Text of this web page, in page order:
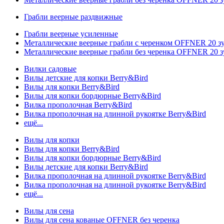
Грабли веерные раздвижные
Грабли веерные усиленные
Металлические веерные грабли с черенком OFFNER 20
Металлические веерные грабли без черенка OFFNER 20
Вилки садовые
Вилы детские для копки Berry&Bird
Вилы для копки Berry&Bird
Вилы для копки бордюрные Berry&Bird
Вилка прополочная Berry&Bird
Вилка прополочная на длинной рукоятке Berry&Bird
ещё...
Вилы для копки
Вилы для копки Berry&Bird
Вилы для копки бордюрные Berry&Bird
Вилы детские для копки Berry&Bird
Вилка прополочная на длинной рукоятке Berry&Bird
Вилка прополочная на длинной рукоятке Berry&Bird
ещё...
Вилы для сена
Вилы для сена кованые OFFNER без черенка